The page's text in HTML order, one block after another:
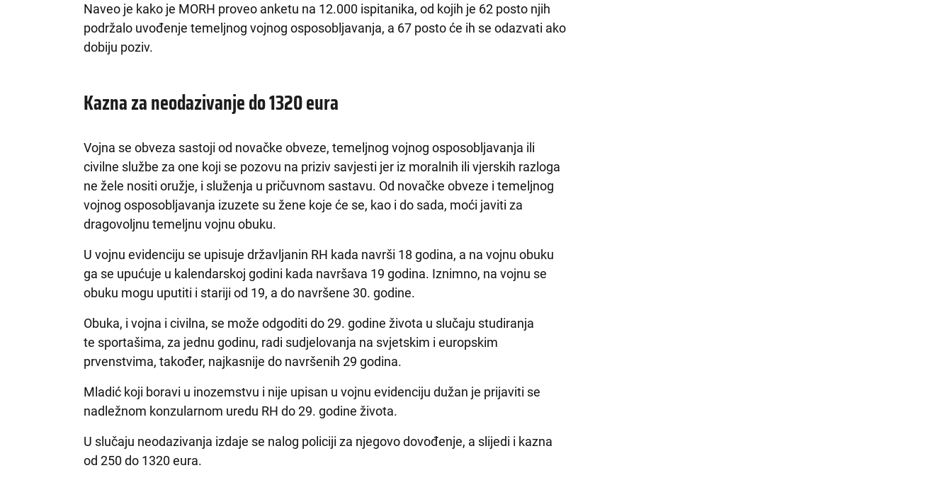
Naveo je kako je MORH proveo anketu na 12.000 ispitanika, od kojih je 62 posto njih
podržalo uvođenje temeljnog vojnog osposobljavanja, a 67 posto će ih se odazvati ako
dobiju poziv.
Kazna za neodazivanje do 1320 eura
Vojna se obveza sastoji od novačke obveze, temeljnog vojnog osposobljavanja ili
civilne službe za one koji se pozovu na priziv savjesti jer iz moralnih ili vjerskih razloga
ne žele nositi oružje, i služenja u pričuvnom sastavu. Od novačke obveze i temeljnog
vojnog osposobljavanja izuzete su žene koje će se, kao i do sada, moći javiti za
dragovoljnu temeljnu vojnu obuku.
U vojnu evidenciju se upisuje državljanin RH kada navrši 18 godina, a na vojnu obuku
ga se upućuje u kalendarskoj godini kada navršava 19 godina. Iznimno, na vojnu se
obuku mogu uputiti i stariji od 19, a do navršene 30. godine.
Obuka, i vojna i civilna, se može odgoditi do 29. godine života u slučaju studiranja
te sportašima, za jednu godinu, radi sudjelovanja na svjetskim i europskim
prvenstvima, također, najkasnije do navršenih 29 godina.
Mladić koji boravi u inozemstvu i nije upisan u vojnu evidenciju dužan je prijaviti se
nadležnom konzularnom uredu RH do 29. godine života.
U slučaju neodazivanja izdaje se nalog policiji za njegovo dovođenje, a slijedi i kazna
od 250 do 1320 eura.